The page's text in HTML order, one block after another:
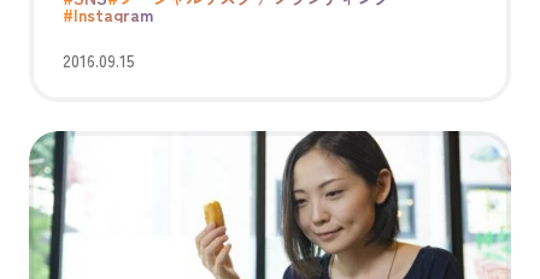
#Instagram
2016.09.15